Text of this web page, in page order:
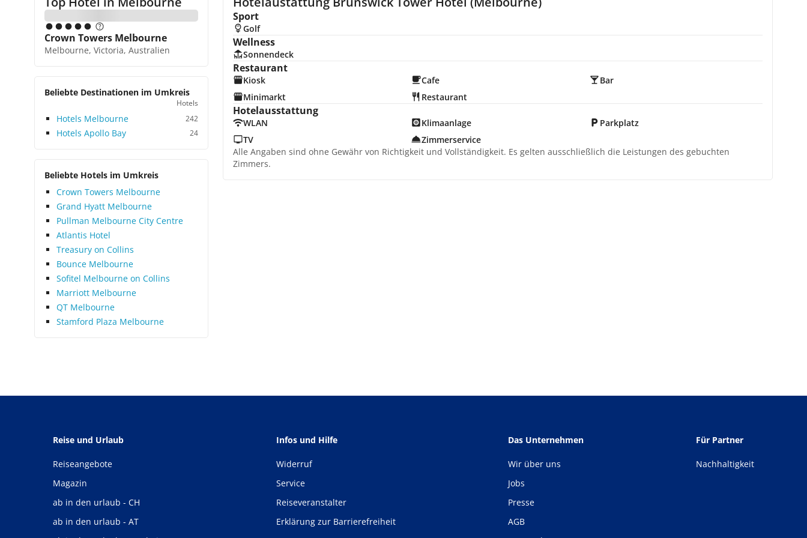
Crown Towers Melbourne
Melbourne, Victoria, Australien
Beliebte Destinationen im Umkreis
Hotels
Hotels Melbourne 242
Hotels Apollo Bay 24
Beliebte Hotels im Umkreis
Crown Towers Melbourne
Grand Hyatt Melbourne
Pullman Melbourne City Centre
Atlantis Hotel
Treasury on Collins
Bounce Melbourne
Sofitel Melbourne on Collins
Marriott Melbourne
QT Melbourne
Stamford Plaza Melbourne
Sport
Golf
Wellness
Sonnendeck
Restaurant
Kiosk Cafe
Bar
Minimarkt
Restaurant
Hotelausstattung
WLAN Klimaanlage
Parkplatz
TV
Zimmerservice
Alle Angaben sind ohne Gewähr von Richtigkeit und Vollständigkeit. Es gelten ausschließlich die Leistungen des gebuchten
Zimmers.
Reise und Urlaub
Reiseangebote
Magazin
ab in den urlaub - CH
ab in den urlaub - AT
Infos und Hilfe
Widerruf
Service
Reiseveranstalter
Erklärung zur Barrierefreiheit
Das Unternehmen
Wir über uns
Jobs
Presse
AGB
Für Partner
Nachhaltigkeit